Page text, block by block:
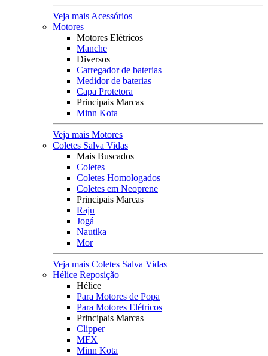
Veja mais Acessórios
Motores
Motores Elétricos
Manche
Diversos
Carregador de baterias
Medidor de baterias
Capa Protetora
Principais Marcas
Minn Kota
Veja mais Motores
Coletes Salva Vidas
Mais Buscados
Coletes
Coletes Homologados
Coletes em Neoprene
Principais Marcas
Raju
Jogá
Nautika
Mor
Veja mais Coletes Salva Vidas
Hélice Reposição
Hélice
Para Motores de Popa
Para Motores Elétricos
Principais Marcas
Clipper
MFX
Minn Kota